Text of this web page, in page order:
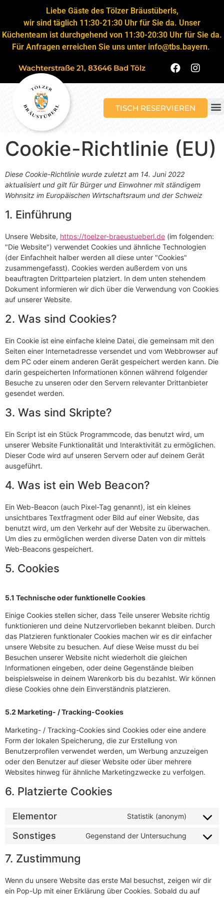
Liebe Gäste des Tölzer Bräustüberls,
wir sind täglich 11:30-21:30 Uhr für Sie da. Unser
Küchenteam ist durchgehend von 11:30-20:30 Uhr für Sie da.
Für Anfragen erreichen Sie uns unter info@tbs.bayern.
Wachterstraße 21, 83646 Bad Tölz
TISCH RESERVIEREN
Cookie-Richtlinie (EU)
Diese Cookie-Richtlinie wurde zuletzt am 14. Juni 2022
aktualisiert und gilt für Bürger und Einwohner mit ständigem
Wohnsitz im Europäischen Wirtschaftsraum und der Schweiz
1. Einführung
Unsere Website, https://toelzer-braeustueberl.de (im folgenden:
"Die Website") verwendet Cookies und ähnliche Technologien
(der Einfachheit halber werden all diese unter "Cookies"
zusammengefasst). Cookies werden außerdem von uns
beauftragten Drittparteien platziert. In dem unten stehendem
Dokument informieren wir dich über die Verwendung von Cookies
auf unserer Website.
2. Was sind Cookies?
Ein Cookie ist eine einfache kleine Datei, die gemeinsam mit den
Seiten einer Internetadresse versendet und vom Webbrowser auf
dem PC oder einem anderen Gerät gespeichert werden kann. Die
darin gespeicherten Informationen können während folgender
Besuche zu unseren oder den Servern relevanter Drittanbieter
gesendet werden.
3. Was sind Skripte?
Ein Script ist ein Stück Programmcode, das benutzt wird, um
unserer Website Funktionalität und Interaktivität zu ermöglichen.
Dieser Code wird auf unseren Servern oder auf deinem Gerät
ausgeführt.
4. Was ist ein Web Beacon?
Ein Web-Beacon (auch Pixel-Tag genannt), ist ein kleines
unsichtbares Textfragment oder Bild auf einer Website, das
benutzt wird, um den Verkehr auf der Website zu überwachen.
Um dies zu ermöglichen werden diverse Daten von dir mittels
Web-Beacons gespeichert.
5. Cookies
5.1 Technische oder funktionelle Cookies
Einige Cookies stellen sicher, dass Teile unserer Website richtig
funktionieren und deine Nutzervorlieben bekannt bleiben. Durch
das Platzieren funktionaler Cookies machen wir es dir einfacher
unsere Website zu besuchen. Auf diese Weise musst du bei
Besuchen unserer Website nicht wiederholt die gleichen
Informationen eingeben, oder deine Gegenstände bleiben
beispielsweise in deinem Warenkorb bis du bezahlst. Wir können
diese Cookies ohne dein Einverständnis platzieren.
5.2 Marketing- / Tracking-Cookies
Marketing- / Tracking-Cookies sind Cookies oder eine andere
Form der lokalen Speicherung, die zur Erstellung von
Benutzerprofilen verwendet werden, um Werbung anzuzeigen
oder den Benutzer auf dieser Website oder über mehrere
Websites hinweg für ähnliche Marketingzwecke zu verfolgen.
6. Platzierte Cookies
Elementor Statistik (anonym)
Sonstiges Gegenstand der Untersuchung
7. Zustimmung
Wenn du unsere Website das erste Mal besuchst, zeigen wir dir
ein Pop-Up mit einer Erklärung über Cookies. Sobald du auf